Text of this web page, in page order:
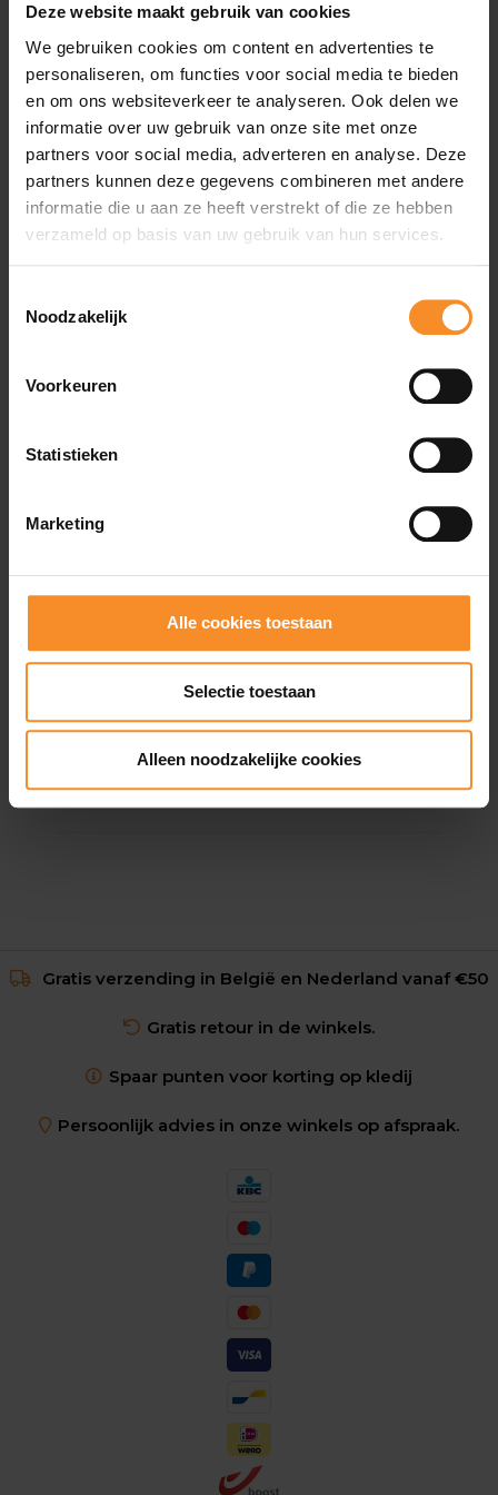
Deze website maakt gebruik van cookies
We gebruiken cookies om content en advertenties te
personaliseren, om functies voor social media te bieden
en om ons websiteverkeer te analyseren. Ook delen we
informatie over uw gebruik van onze site met onze
partners voor social media, adverteren en analyse. Deze
partners kunnen deze gegevens combineren met andere
informatie die u aan ze heeft verstrekt of die ze hebben
verzameld op basis van uw gebruik van hun services.
Noodzakelijk
Voorkeuren
Statistieken
Marketing
Alle cookies toestaan
Selectie toestaan
Alleen noodzakelijke cookies
Inhoud |500ml
Wat je misschien ook leuk vindt
Salomon Soft Flask 500ml
€ 21.95
Gratis verzending in België en Nederland vanaf €50
Gratis retour in de winkels.
Spaar punten voor korting op kledij
Persoonlijk advies in onze winkels op afspraak.